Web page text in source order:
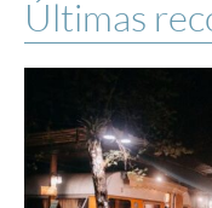
Últimas